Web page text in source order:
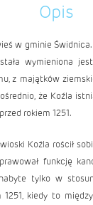
Opis
w gminie Świdnica
wymieniona
z majątków
że Koźla
rokiem 1251.
Koźla rościł
funkcję
tylko w
1251, kiedy to